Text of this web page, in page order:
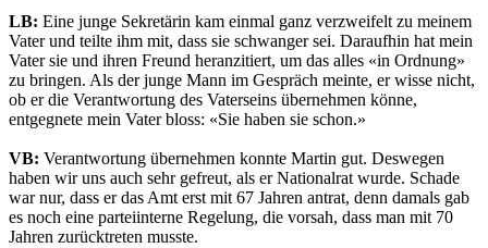
LB: Eine junge Sekretärin kam einmal ganz verzweifelt zu meinem
Vater und teilte ihm mit, dass sie schwanger sei. Daraufhin hat mein
Vater sie und ihren Freund heranzitiert, um das alles «in Ordnung»
zu bringen. Als der junge Mann im Gespräch meinte, er wisse nicht,
ob er die Verantwortung des Vaterseins übernehmen könne,
entgegnete mein Vater bloss: «Sie haben sie schon.»
VB: Verantwortung übernehmen konnte Martin gut. Deswegen
haben wir uns auch sehr gefreut, als er Nationalrat wurde. Schade
war nur, dass er das Amt erst mit 67 Jahren antrat, denn damals gab
es noch eine parteiinterne Regelung, die vorsah, dass man mit 70
Jahren zurücktreten musste.